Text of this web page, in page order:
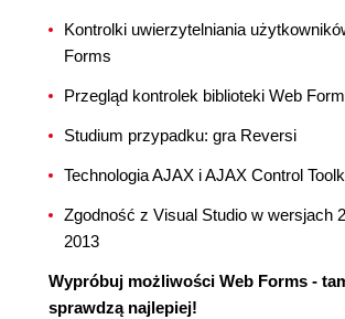
Kontrolki uwierzytelniania
Forms
Przegląd kontrolek biblioteki Web
Studium przypadku: gra Reversi
Technologia AJAX i AJAX Control
Zgodność z Visual Studio w wersjach
2013
Wypróbuj możliwości Web Forms -
sprawdzą najlepiej!